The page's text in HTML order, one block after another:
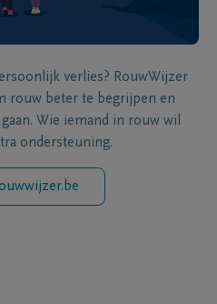
verlies? RouwWijzer
rouw beter te begrijpen en
Wie iemand in rouw wil
ondersteuning.